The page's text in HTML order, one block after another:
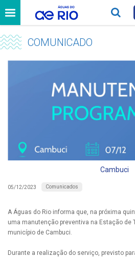
COMUNICADO
Cambuci
05/12/2023 Comunicados
A Águas do Rio informa que, na próxima
uma manutenção preventiva na Estação de
município de Cambuci.
Durante a realização do serviço, previsto